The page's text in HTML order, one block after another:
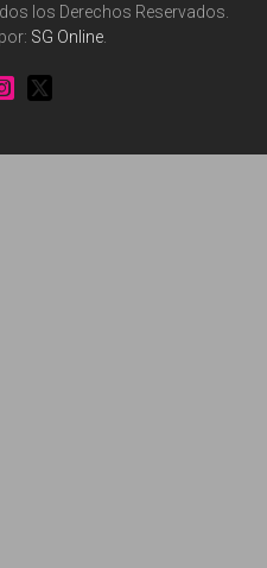
los Derechos Reservados.
SG Online.